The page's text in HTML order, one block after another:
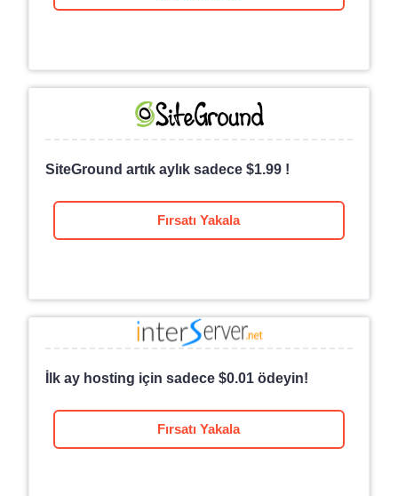
SiteGround artık aylık sadece $1.99!
Fırsatı Yakala
İlk ay hosting için sadece $0.01ödeyin!
Fırsatı Yakala